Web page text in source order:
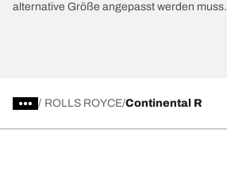
alternative Größe angepasst werden muss.
/ ROLLS ROYCE Continental R